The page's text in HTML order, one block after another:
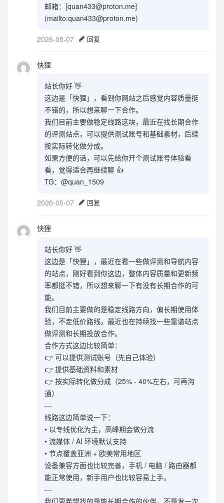
邮箱：[quan433@proton.me]
(mailto:quan433@proton.me)
2026-05-07 回复
快狸
站长你好 👋
这边是「快狸」，看到你网站之后感觉内容质量挺
不错的，所以想来聊一下合作。
我们目前主要做稳定线路这块，最近在找长期合作
的评测站点，可以提供测试账号和基础素材，后续
按实际转化做分成。
如果方便的话，可以先给你开个测试账号体验看
看，觉得适合再继续聊 👍
TG：@quan_1509
2026-05-07 回复
快狸
站长你好 👋
这边是「快狸」，最近在看一些做评测和导航内容
的站点，刚好看到你这边，整体内容质量和更新频
率都挺不错，所以想来聊一下有没有长期合作的可
能。
我们目前主要做的是稳定线路方向，偏长期使用体
验，不走低价路线。最近也在持续找一些靠谱站点
做评测和长期投放合作。
合作方式这边比较简单：
👉 可以提供测试账号（先自己体验）
👉 提供基础资料和素材
👉 按实际转化做分成（25% - 40%左右，可再沟
通）
---
线路这边简单说一下：
• 以专线优化为主，高峰期会做分流
• 流媒体 / AI 环境默认支持
• 节点覆盖亚洲 + 欧美常用地区
设备兼容方面也比较完善，手机 / 电脑 / 路由器都
能正常使用，新手用户也比较容易上手。
---
我们更希望找的是能长期合作的伙伴，不是发一次